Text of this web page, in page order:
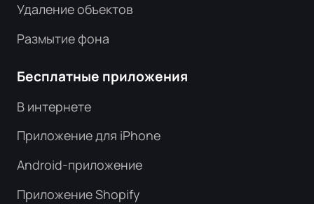
Удаление объектов
Размытие фона
Бесплатные приложения
В интернете
Приложение для iPhone
Android-приложение
Приложение Shopify